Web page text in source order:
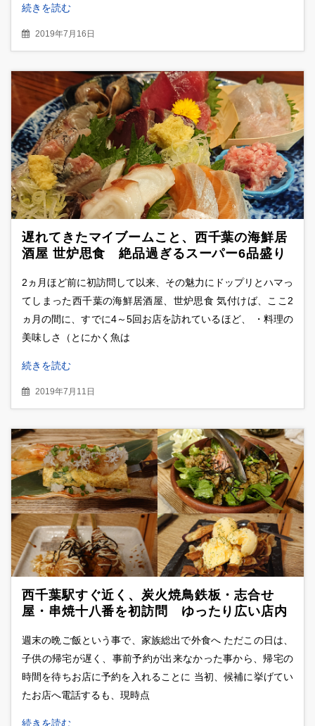
続きを読む
2019年7月16日
遅れてきたマイブームこと、西千葉の海鮮居
酒屋 世炉思食 絶品過ぎるスーパー6品盛り
2ヵ月ほど前に初訪問して以来、その魅力にドップリとハマっ
てしまった西千葉の海鮮居酒屋、世炉思食 気付けば、ここ2
ヵ月の間に、すでに4～5回お店を訪れているほど、 ・料理の
美味しさ（とにかく魚は
続きを読む
2019年7月11日
西千葉駅すぐ近く、炭火焼鳥鉄板・志合せ
屋・串焼十八番を初訪問 ゆったり広い店内
週末の晩ご飯という事で、家族総出で外食へ ただこの日は、
子供の帰宅が遅く、事前予約が出来なかった事から、帰宅の
時間を待ちお店に予約を入れることに 当初、候補に挙げてい
たお店へ電話するも、現時点
続きを読む